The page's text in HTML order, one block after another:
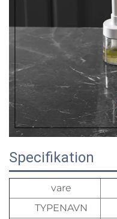
Specifikation
vare
TYPENAVN